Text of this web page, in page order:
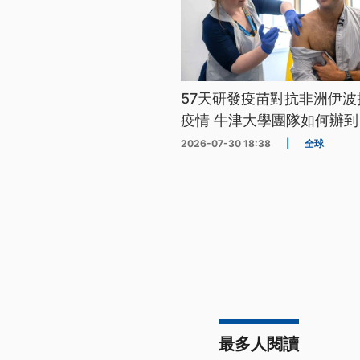
57天研發疫苗對抗非洲伊
疫情 牛津大學團隊如何辦
2026-07-30 18:38 全球
最多人閱讀